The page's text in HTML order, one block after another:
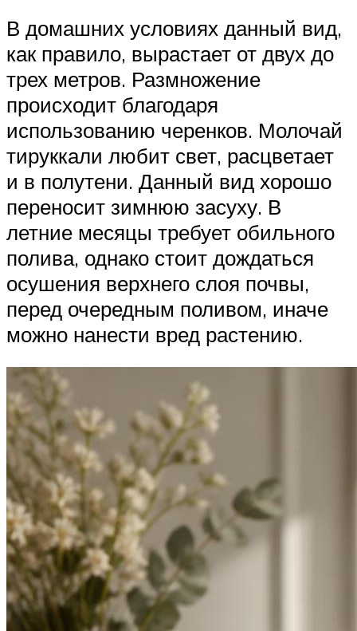
В домашних условиях данный вид,
как правило, вырастает от двух до
трех метров. Размножение
происходит благодаря
использованию черенков. Молочай
тируккали любит свет, расцветает
и в полутени. Данный вид хорошо
переносит зимнюю засуху. В
летние месяцы требует обильного
полива, однако стоит дождаться
осушения верхнего слоя почвы,
перед очередным поливом, иначе
можно нанести вред растению.